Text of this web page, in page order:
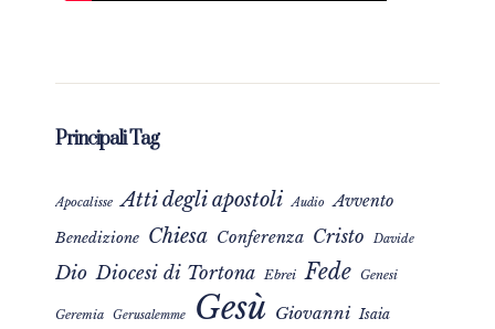
Principali Tag
Apocalisse Atti degli apostoli Audio Avvento
Benedizione Chiesa Conferenza Cristo Davide
Dio Diocesi di Tortona Ebrei Fede Genesi
Geremia Gerusalemme Gesù Giovanni Isaia